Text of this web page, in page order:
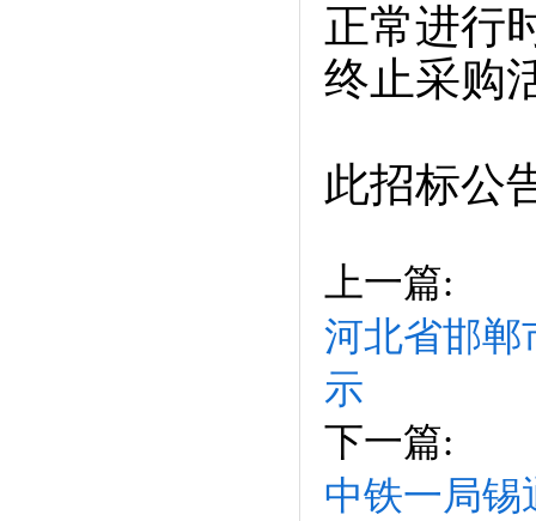
正常进行
终止采
此招标公
上一篇:
河北省邯郸
示
下一篇:
中铁一局锡